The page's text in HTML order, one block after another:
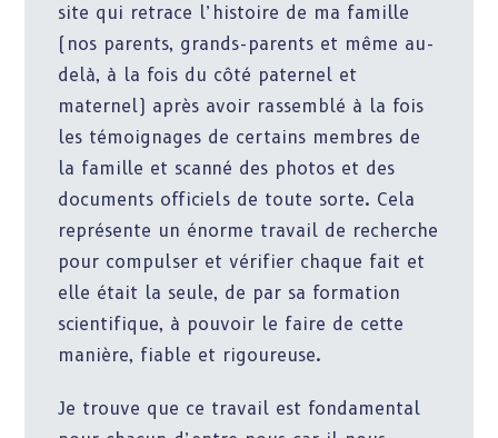
site qui retrace l’histoire de ma famille
(nos parents, grands-parents et même au-
delà, à la fois du côté paternel et
maternel) après avoir rassemblé à la fois
les témoignages de certains membres de
la famille et scanné des photos et des
documents officiels de toute sorte. Cela
représente un énorme travail de recherche
pour compulser et vérifier chaque fait et
elle était la seule, de par sa formation
scientifique, à pouvoir le faire de cette
manière, fiable et rigoureuse.
Je trouve que ce travail est fondamental